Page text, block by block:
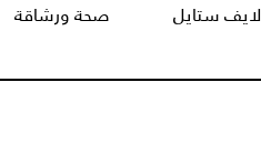
لايف ستايل صحة ورشاقة